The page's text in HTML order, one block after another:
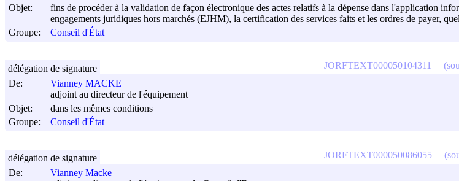
Objet:
fins de procéder à la validation de façon électronique des actes relatifs à la dépense dans l'application
engagements juridiques hors marchés (EJHM), la certification des services faits et les ordres de payer,
Groupe:
Conseil d'État
De:
Vianney MACKE
adjoint au directeur de l'équipement
Objet:
dans les mêmes conditions
Groupe:
Conseil d'État
JORFTEXT000050104311
délégation de signature
De:
Vianney Macke
JORFTEXT000050086055
délégation de signature